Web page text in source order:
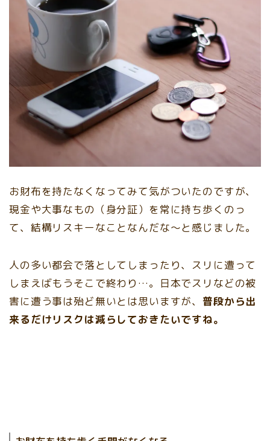
お財布を持たなくなってみて気がついたのですが、
現金や大事なもの（身分証）を常に持ち歩くのっ
て、結構リスキーなことなんだな～と感じました。
人の多い都会で落としてしまったり、スリに遭って
しまえばもうそこで終わり…。日本でスリなどの被
害に遭う事は殆ど無いとは思いますが、普段から出
来るだけリスクは減らしておきたいですね。